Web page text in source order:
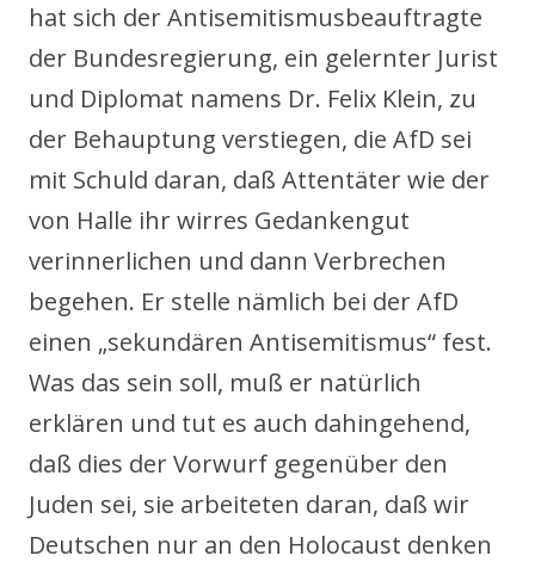
hat sich der Antisemitismusbeauftragte
der Bundesregierung, ein gelernter Jurist
und Diplomat namens Dr. Felix Klein, zu
der Behauptung verstiegen, die AfD sei
mit Schuld daran, daß Attentäter wie der
von Halle ihr wirres Gedankengut
verinnerlichen und dann Verbrechen
begehen. Er stelle nämlich bei der AfD
einen „sekundären Antisemitismus“ fest.
Was das sein soll, muß er natürlich
erklären und tut es auch dahingehend,
daß dies der Vorwurf gegenüber den
Juden sei, sie arbeiteten daran, daß wir
Deutschen nur an den Holocaust denken